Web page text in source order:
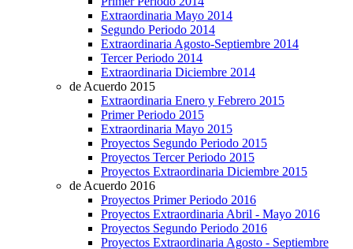
Extraordinaria Mayo 2014
Segundo Periodo 2014
Extraordinaria Agosto-Septiembre 2014
Tercer Periodo 2014
Extraordinaria Diciembre 2014
de Acuerdo 2015
Extraordinaria Enero y Febrero 2015
Primer Periodo 2015
Extraordinaria Mayo 2015
Proyectos Segundo Periodo 2015
Proyectos Tercer Periodo 2015
Proyectos Extraordinaria Diciembre 2015
de Acuerdo 2016
Proyectos Primer Periodo 2016
Proyectos Extraordinaria Abril - Mayo 2016
Proyectos Segundo Periodo 2016
Proyectos Extraordinaria Agosto - Septiembre